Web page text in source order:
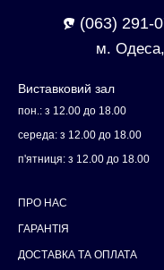
(063) 291-
м.
Виставковий зал
пон.: з 12.00 до 18.00
середа: з 12.00 до 18.00
п'ятниця: з 12.00 до 18.00
ПРО НАС
ГАРАНТІЯ
ДОСТАВКА ТА ОПЛАТА